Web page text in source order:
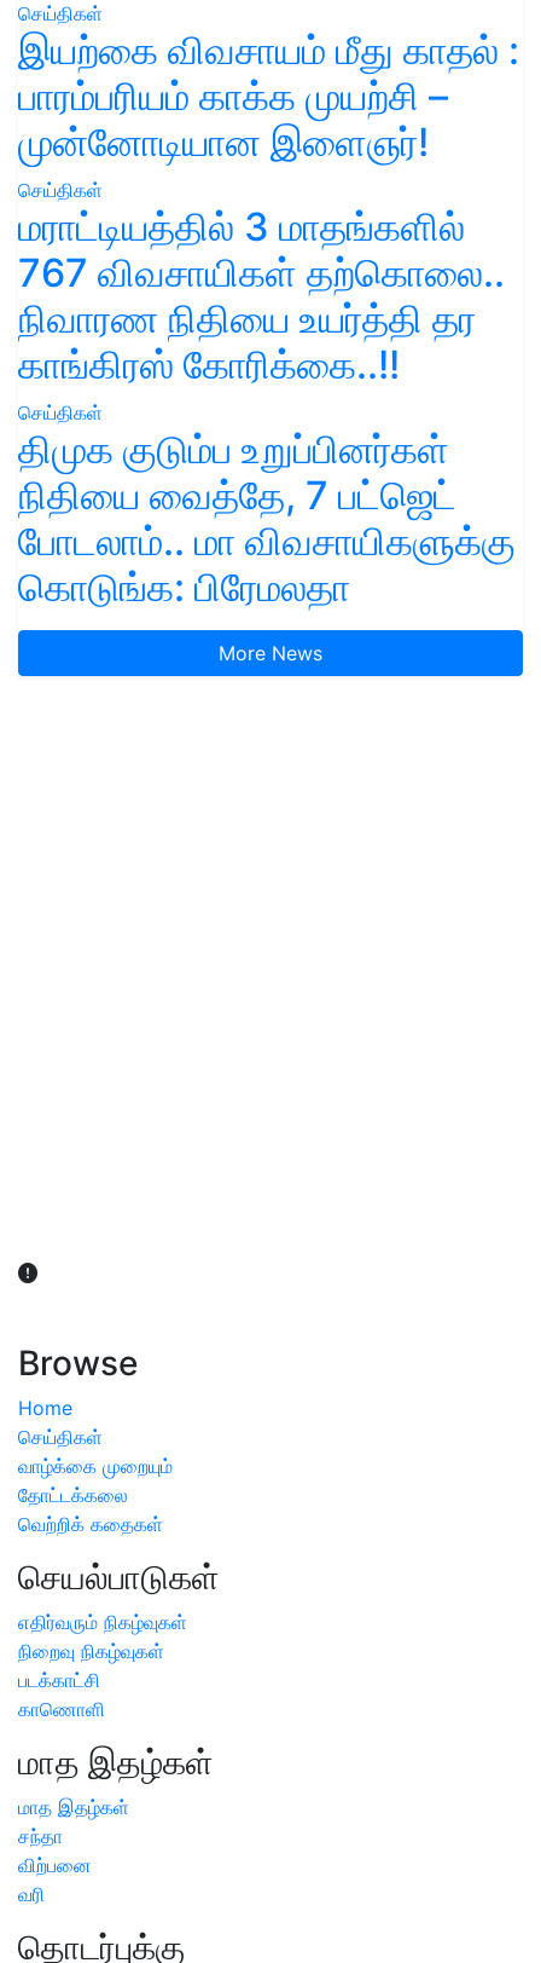
செய்திகள்
இயற்கை விவசாயம் மீது காதல் :
பாரம்பரியம் காக்க முயற்சி –
முன்னோடியான இளைஞர்!
செய்திகள்
மராட்டியத்தில் 3 மாதங்களில்
767 விவசாயிகள் தற்கொலை..
நிவாரண நிதியை உயர்த்தி தர
காங்கிரஸ் கோரிக்கை..!!
செய்திகள்
திமுக குடும்ப உறுப்பினர்கள்
நிதியை வைத்தே, 7 பட்ஜெட்
போடலாம்.. மா விவசாயிகளுக்கு
கொடுங்க: பிரேமலதா
More News
Browse
Home
செய்திகள்
வாழ்க்கை முறையும்
தோட்டக்கலை
வெற்றிக் கதைகள்
செயல்பாடுகள்
எதிர்வரும் நிகழ்வுகள்
நிறைவு நிகழ்வுகள்
படக்காட்சி
காணொளி
மாத இதழ்கள்
மாத இதழ்கள்
சந்தா
விற்பனை
வரி
தொடர்புக்கு